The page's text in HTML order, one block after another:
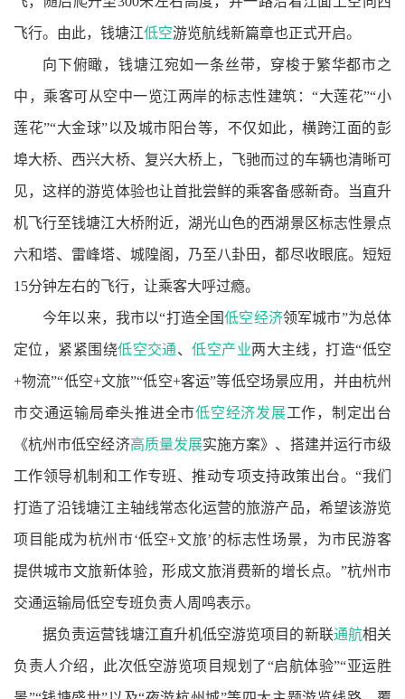
飞行。由此，钱塘江低空游览航线新篇章也正式开启。
向下俯瞰，钱塘江宛如一条丝带，穿梭于繁华都市之
中，乘客可从空中一览江两岸的标志性建筑：“大莲花”“小
莲花”“大金球”以及城市阳台等，不仅如此，横跨江面的彭
埠大桥、西兴大桥、复兴大桥上，飞驰而过的车辆也清晰可
见，这样的游览体验也让首批尝鲜的乘客备感新奇。当直升
机飞行至钱塘江大桥附近，湖光山色的西湖景区标志性景点
六和塔、雷峰塔、城隍阁，乃至八卦田，都尽收眼底。短短
15分钟左右的飞行，让乘客大呼过瘾。
今年以来，我市以“打造全国低空经济领军城市”为总体
定位，紧紧围绕低空交通、低空产业两大主线，打造“低空
+物流”“低空+文旅”“低空+客运”等低空场景应用，并由杭州
市交通运输局牵头推进全市低空经济发展工作，制定出台
《杭州市低空经济高质量发展实施方案》、搭建并运行市级
工作领导机制和工作专班、推动专项支持政策出台。“我们
打造了沿钱塘江主轴线常态化运营的旅游产品，希望该游览
项目能成为杭州市‘低空+文旅’的标志性场景，为市民游客
提供城市文旅新体验，形成文旅消费新的增长点。”杭州市
交通运输局低空专班负责人周鸣表示。
据负责运营钱塘江直升机低空游览项目的新联通航相关
负责人介绍，此次低空游览项目规划了“启航体验”“亚运胜